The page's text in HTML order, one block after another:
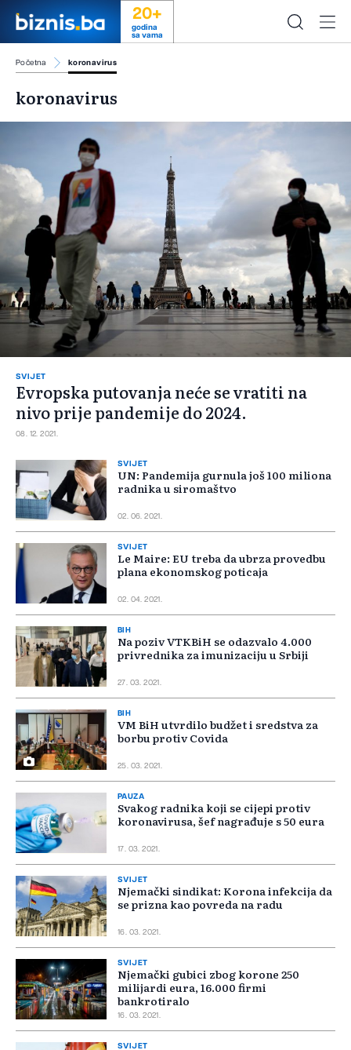
20+
godina
sa vama
Početna koronavirus
koronavirus
SVIJET
Evropska putovanja neće se vratiti na
nivo prije pandemije do 2024.
08. 12. 2021.
SVIJET
UN: Pandemija gurnula još 100 miliona
radnika u siromaštvo
02. 06. 2021.
SVIJET
Le Maire: EU treba da ubrza provedbu
plana ekonomskog poticaja
02. 04. 2021.
BIH
Na poziv VTKBiH se odazvalo 4.000
privrednika za imunizaciju u Srbiji
27. 03. 2021.
BIH
VM BiH utvrdilo budžet i sredstva za
borbu protiv Covida
25. 03. 2021.
PAUZA
Svakog radnika koji se cijepi protiv
koronavirusa, šef nagrađuje s 50 eura
17. 03. 2021.
SVIJET
Njemački sindikat: Korona infekcija da
se prizna kao povreda na radu
16. 03. 2021.
SVIJET
Njemački gubici zbog korone 250
milijardi eura, 16.000 firmi
bankrotiralo
16. 03. 2021.
SVIJET